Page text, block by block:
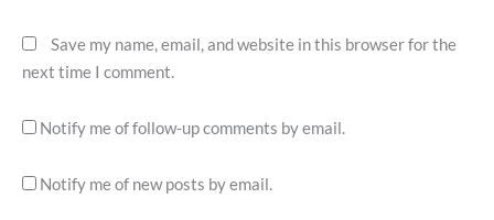
Save my name, email, and website in this browser for the
next time I comment.
Notify me of follow-up comments by email.
Notify me of new posts by email.